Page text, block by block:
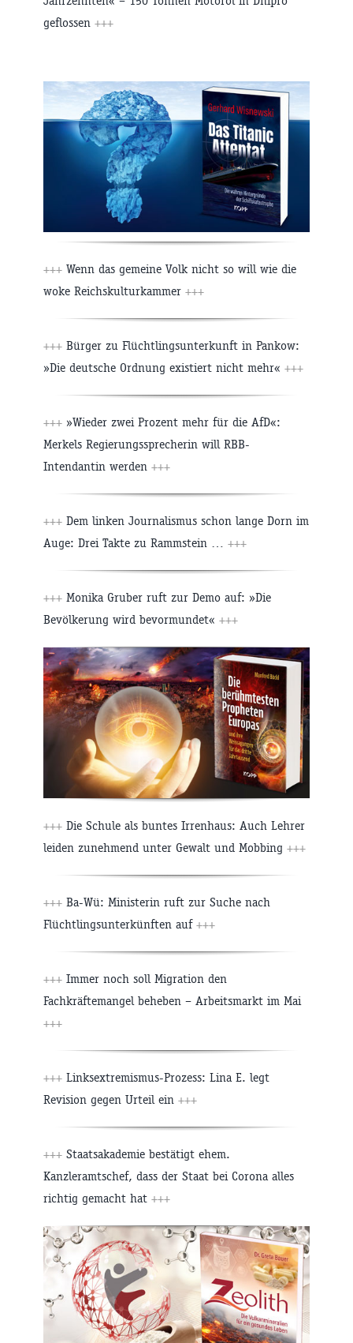
geflossen +++
+++ Wenn das gemeine Volk nicht so will wie die
woke Reichskulturkammer +++
+++ Bürger zu Flüchtlingsunterkunft in Pankow:
»Die deutsche Ordnung existiert nicht mehr« +++
+++ »Wieder zwei Prozent mehr für die AfD«:
Merkels Regierungssprecherin will RBB-
Intendantin werden +++
+++ Dem linken Journalismus schon lange Dorn im
Auge: Drei Takte zu Rammstein … +++
+++ Monika Gruber ruft zur Demo auf: »Die
Bevölkerung wird bevormundet« +++
+++ Die Schule als buntes Irrenhaus: Auch Lehrer
leiden zunehmend unter Gewalt und Mobbing +++
+++ Ba-Wü: Ministerin ruft zur Suche nach
Flüchtlingsunterkünften auf +++
+++ Immer noch soll Migration den
Fachkräftemangel beheben – Arbeitsmarkt im Mai
+++
+++ Linksextremismus-Prozess: Lina E. legt
Revision gegen Urteil ein +++
+++ Staatsakademie bestätigt ehem.
Kanzleramtschef, dass der Staat bei Corona alles
richtig gemacht hat +++